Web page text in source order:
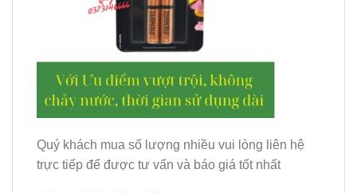
Quý khách mua số lượng nhiều vui lòng liên hệ
trực tiếp để được tư vấn và báo giá tốt nhất